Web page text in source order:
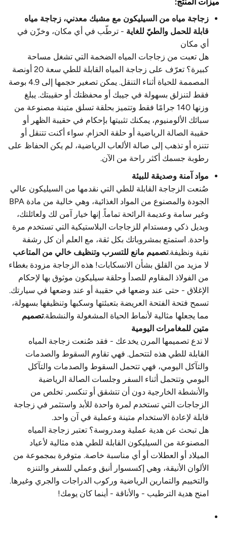
زجاجة مياه من السيليكون مع مشبك معدني، زجاجة مياه
قابلة للحمل والطيّ للغاية - ترطّب في أي مكان، وخزّن في
أي مكان
هل تعبت من زجاجات المياه الضخمة التي تشغل مساحة
كبيرة؟ تعرّف على زجاجة المياه القابلة للطي سعة 20 أونصة
المصممة للحياة أثناء التنقل. يمكن تصغير حجمها إلى 4.9 بوصة
فقط لتنزلق بسهولة في جيبك أو محفظتك أو حقيبتك. يبلغ
وزنها 140 جرامًا فقط وتتميز بحلقة تسلق متينة مصنوعة من
سبائك الألومنيوم، يمكنك تثبيتها بإحكام في حقيبة الظهر أو
حقيبة الصالة الرياضية أو حلقة الحزام. سواء أكنت تتنقل أو
تتنزه أو تذهب إلى صالة الألعاب الرياضية، لم يكن الحفاظ على
رطوبة جسمك أكثر راحة من الآن.
مواد آمنة وصديقة للبيئة
صُنعت الزجاجة القابلة للطي التي نقدمها من السيليكون عالي
الجودة والمصنوع من المواد الغذائية، وهي خالية من مادة BPA
وغير سامة وعديمة الرائحة تماماً. إنها خيار آمن لك ولعائلتك،
وبديل ذكي ومستدام للزجاجات البلاستيكية التي تستخدم مرة
واحدة. استمتع بمشروباتك بكل ثقة، مع العلم أن كل رشفة
نقية ونظيفة.تصميم مانع للتسرب وتنظيف خالي من المتاعب
لا مزيد من القلق بشأن الانسكابات! هذه الزجاجة مزودة بغطاء
من الفولاذ المقاوم للصدأ وحلقة سيليكون موثوق بها لإحكام
الإغلاق - حتى عند وضعها في حقيبة أو عند وضعها في سيارتك.
تسمح فتحة الفتحة العريضة بتعبئتها وسكبها وتنظيفها بسهولة،
مما يجعلها مثالية لأنماط الحياة المشغولة والنشطة.تصميم
متين للمغامرات اليومية
لا تدع تصميمها المرن يخدعك - فقد صُنعت زجاجة المياه
القابلة للطي هذه لتتحمل. فهي تقاوم السقوط والصدمات
والتآكل اليومي، فهي تتحمل السقوط والصدمات والتآكل
اليومي وتتحمل أثناء السفر وجلسات الصالة الرياضية
والأنشطة الخارجية دون أن تتشقق أو تنكسر. تخلص من
الزجاجات التي تستخدم لمرة واحدة للأبد واستثمر في زجاجة
قابلة لإعادة الاستخدام متينة وعملية في آن واحد.
هل تبحث عن هدية عملية ومدروسة؟ تعتبر زجاجة المياه
المصنوعة من السيليكون القابلة للطي هذه مثالية لأعياد
الميلاد أو العطلات أو أي مناسبة خاصة. متوفرة بمجموعة من
الألوان الأنيقة، وهي إكسسوار أنيق وعملي للسفر والتنزه
والتخييم والتمارين الرياضية وركوب الدراجات والجري وغيرها.
امنح هدية الترطيب - والأناقة - أينما كان يومك!